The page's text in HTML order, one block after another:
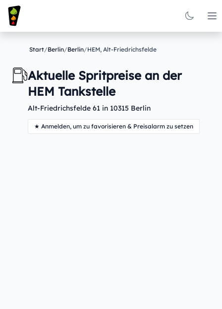
Start/Berlin/Berlin/HEM, Alt-Friedrichsfelde
Aktuelle Spritpreise an der
HEM Tankstelle
Alt-Friedrichsfelde 61 in 10315 Berlin
★ Anmelden, um zu favorisieren & Preisalarm zu setzen